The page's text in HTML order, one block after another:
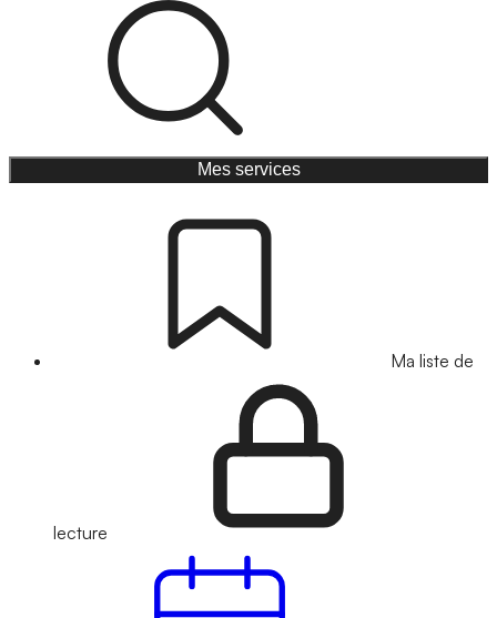
Mes services
Ma liste de
lecture